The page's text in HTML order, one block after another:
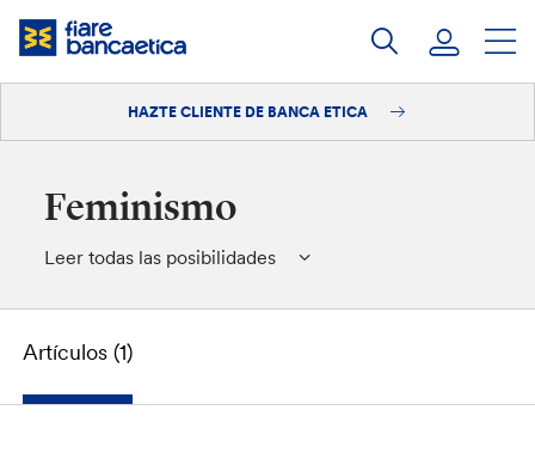
Saltar
HAZTE CLIENTE DE BANCA ETICA
Feminismo
Leer todas las posibilidades
Artículos (1)